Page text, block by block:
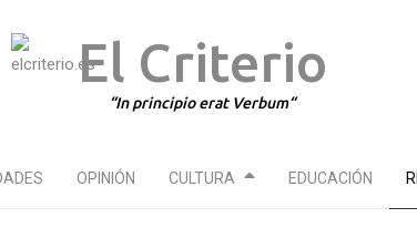
El Criterio
In principio erat Verbum
OPINIÓN CULTURA EDUCACIÓN